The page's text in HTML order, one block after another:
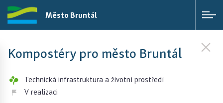
Město Bruntál
Kompostéry pro město Bruntál
Technická infrastruktura a životní prostředí
V realizaci